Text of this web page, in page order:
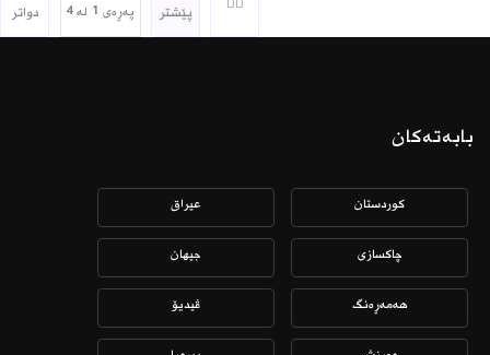
دواتر پەڕەی 1 لە 4 پێشتر
بابەتەکان
كوردستان عیراق
چاكسازی جیهان
هەمەڕەنگ ڤیدیۆ